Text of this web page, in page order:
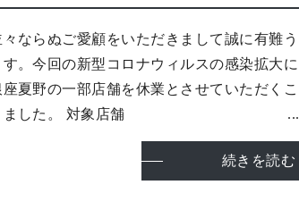
ならぬご愛顧をいただきまして誠に有難う
す。今回の新型コロナウィルスの感染拡大に
夏野の一部店舗を休業とさせていただくこ
りました。 対象店舗 ...
続きを読む